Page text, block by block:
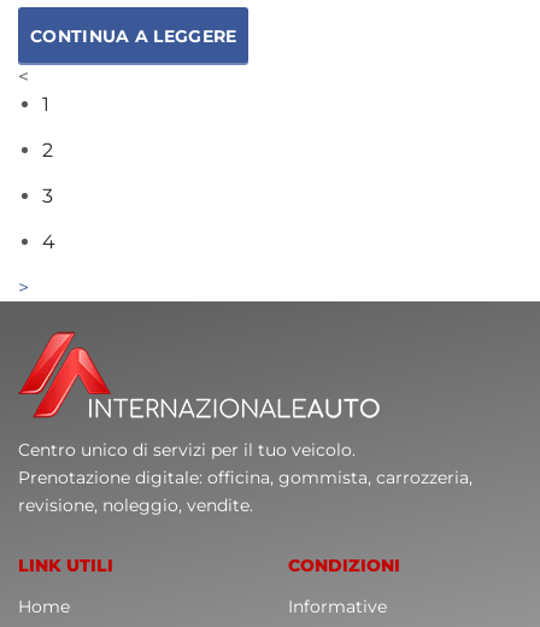
CONTINUA A LEGGERE
1
2
3
4
Centro unico di servizi per il tuo veicolo.
Prenotazione digitale: officina, gommista, carrozzeria,
revisione, noleggio, vendite.
LINK UTILI
Home
CONDIZIONI
Informative